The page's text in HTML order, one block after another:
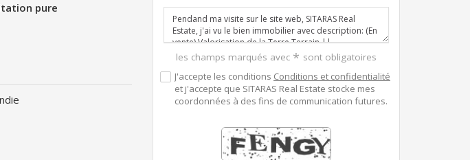
pure
les champs marqués avec * sont obligatoires
J'accepte les conditions Conditions et confidentialité
et j'accepte que SITARAS Real Estate stocke mes
coordonnées à des fins de communication futures.